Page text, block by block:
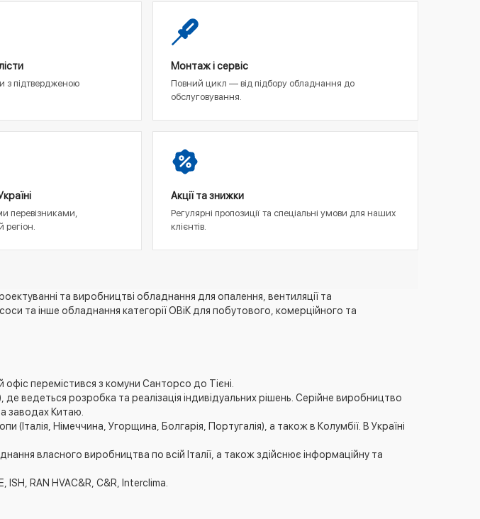
з підтвердженою
Монтаж і сервіс
Повний цикл — від підбору обладнання до
обслуговування.
перевізниками,
регіон.
Акції та знижки
Регулярні пропозиції та спеціальні умови для наших
клієнтів.
та виробництві обладнання для опалення, вентиляції та
та інше обладнання категорії ОВіК для побутового, комерційного та
перемістився з комуни Санторсо до Тієні.
де ведеться розробка та реалізація індивідуальних рішень. Серійне виробництво
заводах Китаю.
(Італія, Німеччина, Угорщина, Болгарія, Португалія), а також в Колумбії. В Україні
власного виробництва по всій Італії, а також здійснює інформаційну та
RAN HVAC&R, C&R, Interclima.